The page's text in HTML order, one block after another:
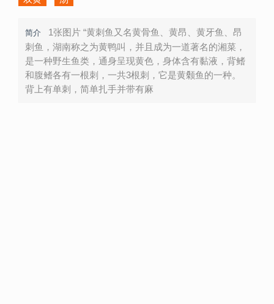
简介
1张图片 “黄刺鱼又名黄骨鱼、黄昂、黄牙鱼、昂
刺鱼，湖南称之为黄鸭叫，并且成为一道著名的湘菜，
是一种野生鱼类，通身呈现黄色，身体含有黏液，背鳍
和腹鳍各有一根刺，一共3根刺，它是黄颡鱼的一种。
背上有单刺，简单扎手并带有麻